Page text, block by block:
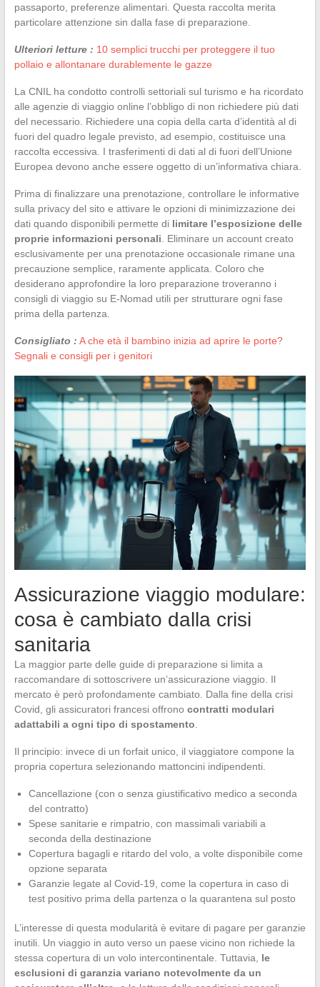
passaporto, preferenze alimentari. Questa raccolta merita
particolare attenzione sin dalla fase di preparazione.
Ulteriori letture : 10 semplici trucchi per proteggere il tuo
pollaio e allontanare durablemente le gazze
La CNIL ha condotto controlli settoriali sul turismo e ha ricordato
alle agenzie di viaggio online l’obbligo di non richiedere più dati
del necessario. Richiedere una copia della carta d’identità al di
fuori del quadro legale previsto, ad esempio, costituisce una
raccolta eccessiva. I trasferimenti di dati al di fuori dell’Unione
Europea devono anche essere oggetto di un’informativa chiara.
Prima di finalizzare una prenotazione, controllare le informative
sulla privacy del sito e attivare le opzioni di minimizzazione dei
dati quando disponibili permette di limitare l’esposizione delle
proprie informazioni personali . Eliminare un account creato
esclusivamente per una prenotazione occasionale rimane una
precauzione semplice, raramente applicata. Coloro che
desiderano approfondire la loro preparazione troveranno i
consigli di viaggio su E-Nomad utili per strutturare ogni fase
prima della partenza.
Consigliato : A che età il bambino inizia ad aprire le porte?
Segnali e consigli per i genitori
Assicurazione viaggio modulare:
cosa è cambiato dalla crisi
sanitaria
La maggior parte delle guide di preparazione si limita a
raccomandare di sottoscrivere un’assicurazione viaggio. Il
mercato è però profondamente cambiato. Dalla fine della crisi
Covid, gli assicuratori francesi offrono contratti modulari
adattabili a ogni tipo di spostamento.
Il principio: invece di un forfait unico, il viaggiatore compone la
propria copertura selezionando mattoncini indipendenti.
Cancellazione (con o senza giustificativo medico a seconda
del contratto)
Spese sanitarie e rimpatrio, con massimali variabili a
seconda della destinazione
Copertura bagagli e ritardo del volo, a volte disponibile come
opzione separata
Garanzie legate al Covid-19, come la copertura in caso di
test positivo prima della partenza o la quarantena sul posto
L’interesse di questa modularità è evitare di pagare per garanzie
inutili. Un viaggio in auto verso un paese vicino non richiede la
stessa copertura di un volo intercontinentale. Tuttavia, le
esclusioni di garanzia variano notevolmente da un